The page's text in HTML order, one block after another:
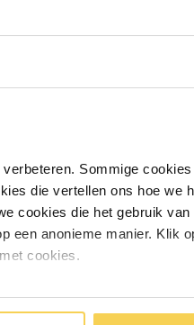
Sommige
die vertellen ons hoe we
cookies die het gebruik
een anonieme manier. Klik
cookies.
(1) waterzakken (1)